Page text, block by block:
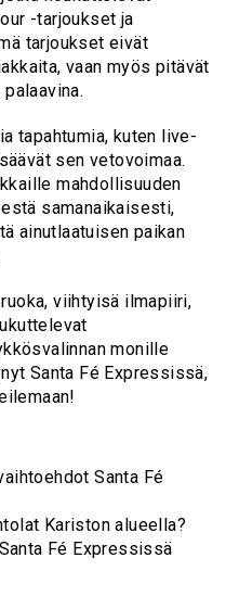
-tarjoukset ja
tarjoukset eivät
vaan myös pitävät
tapahtumia, kuten live-
sen vetovoimaa.
mahdollisuuden
samanaikaisesti,
ainutlaatuisen paikan
viihtyisä ilmapiiri,
monille
Santa Fé Expressissä,
Santa Fé
Kariston alueella?
Fé Expressissä